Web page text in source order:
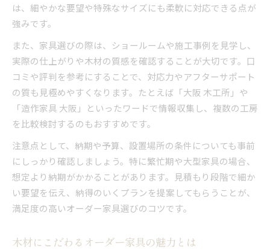
は、細やかな要望や特殊なサイズにも柔軟に対応できる点が
強みです。
また、家具選びの際は、ショールームや施工事例を見学し、
実際の仕上がりや木材の質感を確認することが大切です。口
コミや評判を参考にすることで、対応力やアフターサポート
の質も見極めやすくなります。たとえば「大阪 木工所」や
「造作家具 大阪」といったワードで情報収集し、複数の工房
を比較検討するのもおすすめです。
注意点として、納期や予算、設置場所の条件についても事前
にしっかり確認しましょう。特に繁忙期や大型家具の場合、
想定より納期がかかることがあります。見積もり段階で細か
い要望を伝え、納得のいくプランを提案してもらうことが、
満足度の高いオーダー家具選びのコツです。
木材にこだわるオーダー家具の魅力とは